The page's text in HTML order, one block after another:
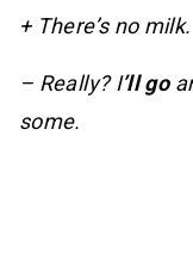
+ There’s no milk.
– Really? I’ll go
some.